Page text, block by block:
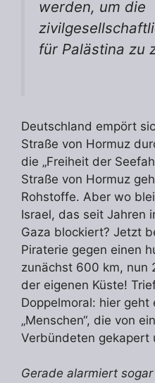
werden, um die
für Palästina zu
Deutschland empört
Straße von Hormuz
die „Freiheit der
Straße von Hormuz
Rohstoffe. Aber wo
Israel, das seit Jahren
Gaza blockiert? Jetzt
Piraterie gegen einen
zunächst 600 km, nun
der eigenen Küste!
Doppelmoral: hier geht
„Menschen“, die von
Verbündeten gekapert
Gerade alarmiert sogar